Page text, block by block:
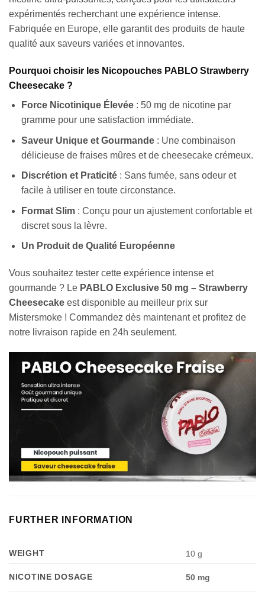
expérimentés recherchant une expérience intense.
Fabriquée en Europe, elle garantit des produits de haute
qualité aux saveurs variées et innovantes.
Pourquoi choisir les Nicopouches PABLO Strawberry
Cheesecake ?
Force Nicotinique Élevée: 50 mg de nicotine par
gramme pour une satisfaction immédiate.
Saveur Unique et Gourmande: Une combinaison
délicieuse de fraises mûres et de cheesecake crémeux.
Discrétion et Praticité: Sans fumée, sans odeur et
facile à utiliser en toute circonstance.
Format Slim: Conçu pour un ajustement confortable et
discret sous la lèvre.
Un Produit de Qualité Européenne
Vous souhaitez tester cette expérience intense et
gourmande ? Le PABLO Exclusive 50 mg – Strawberry
Cheesecake est disponible au meilleur prix sur
Mistersmoke ! Commandez dès maintenant et profitez de
notre livraison rapide en 24h seulement.
FURTHER INFORMATION
WEIGHT 10 g
NICOTINE DOSAGE 50 mg